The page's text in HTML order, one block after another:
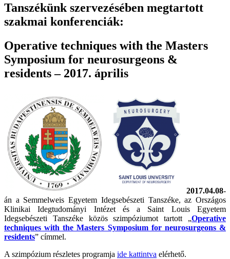
Tanszékünk szervezésében megtartott
szakmai konferenciák:
Operative techniques with the Masters
Symposium for neurosurgeons &
residents – 2017. április
2017.04.08-
án a Semmelweis Egyetem Idegsebészeti Tanszéke, az Országos
Klinikai Idegtudományi Intézet és a Saint Louis Egyetem
Idegsebészeti Tanszéke közös szimpóziumot tartott „Operative
techniques with the Masters Symposium for neurosurgeons &
residents” címmel.
A szimpózium részletes programja ide kattintva elérhető.